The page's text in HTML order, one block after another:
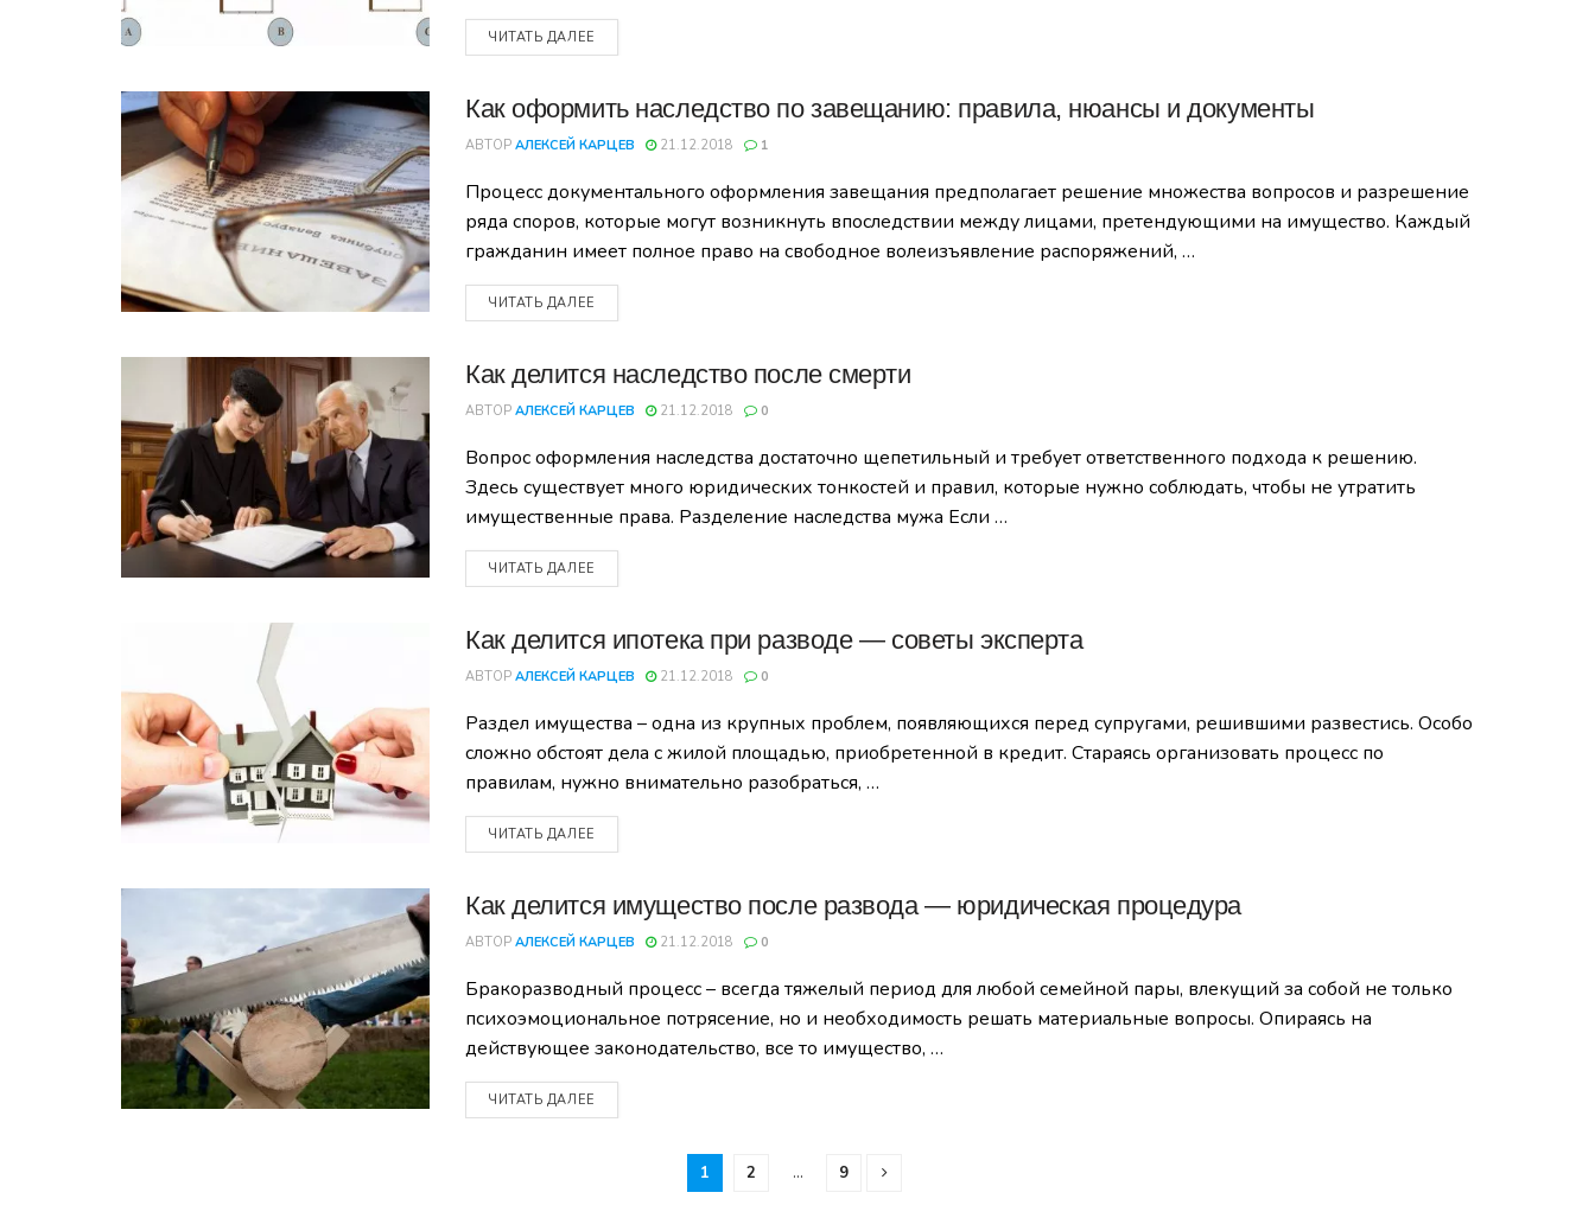
ЧИТАТЬ ДАЛЕЕ
Как оформить наследство по завещанию: правила, нюансы и документы
АВТОР АЛЕКСЕЙ КАРЦЕВ 21.12.2018 1
Процесс документального оформления завещания предполагает решение множества вопросов и разрешение
ряда споров, которые могут возникнуть впоследствии между лицами, претендующими на имущество. Каждый
гражданин имеет полное право на свободное волеизъявление распоряжений, …
ЧИТАТЬ ДАЛЕЕ
Как делится наследство после смерти
АВТОР АЛЕКСЕЙ КАРЦЕВ 21.12.2018 0
Вопрос оформления наследства достаточно щепетильный и требует ответственного подхода к решению.
Здесь существует много юридических тонкостей и правил, которые нужно соблюдать, чтобы не утратить
имущественные права. Разделение наследства мужа Если …
ЧИТАТЬ ДАЛЕЕ
Как делится ипотека при разводе — советы эксперта
АВТОР АЛЕКСЕЙ КАРЦЕВ 21.12.2018 0
Раздел имущества – одна из крупных проблем, появляющихся перед супругами, решившими развестись. Особо
сложно обстоят дела с жилой площадью, приобретенной в кредит. Стараясь организовать процесс по
правилам, нужно внимательно разобраться, …
ЧИТАТЬ ДАЛЕЕ
Как делится имущество после развода — юридическая процедура
АВТОР АЛЕКСЕЙ КАРЦЕВ 21.12.2018 0
Бракоразводный процесс – всегда тяжелый период для любой семейной пары, влекущий за собой не только
психоэмоциональное потрясение, но и необходимость решать материальные вопросы. Опираясь на
действующее законодательство, все то имущество, …
ЧИТАТЬ ДАЛЕЕ
1 2 … 9